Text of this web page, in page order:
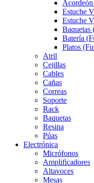
Estuche
Estuche
Baquetas
Batería
Platos
Atril
Cejillas
Cables
Cañas
Correas
Soporte
Rack
Baquetas
Resina
Púas
Electrónica
Micrófonos
Amplificadores
Altavoces
Mesas